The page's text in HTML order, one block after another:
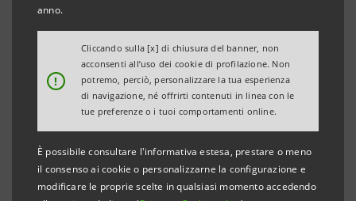
anno.
!
Cliccando sulla [x] di chiusura del banner, non
acconsenti all’uso dei cookie di profilazione. Non
potremo, perciò, personalizzare la tua esperienza
di navigazione, né offrirti contenuti in linea con le
tue preferenze o i tuoi comportamenti online.
È possibile consultare l'informativa estesa, prestare o meno
il consenso ai cookie o personalizzarne la configurazione e
modificare le proprie scelte in qualsiasi momento accedendo
CresciBusiness 2025:
Progettiamo Sostenibile